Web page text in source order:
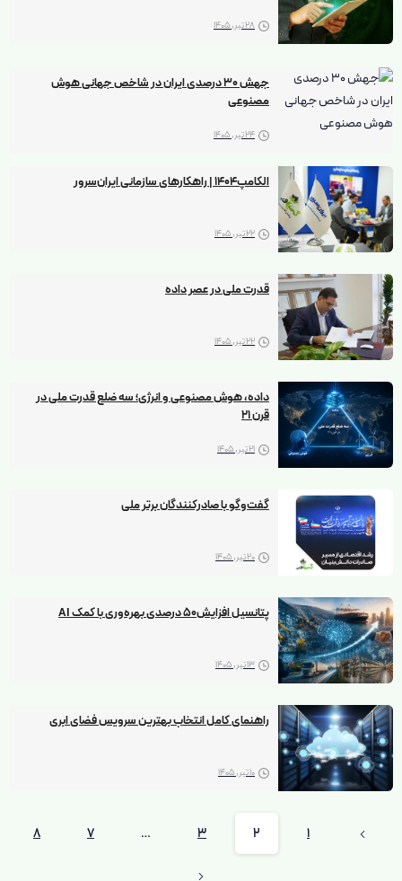
28 تیر, 1405
جهش ۳۰ درصدی ایران در شاخص جهانی هوش
مصنوعی
24 تیر, 1405
الکامپ1404 | راهکارهای سازمانی ایران‌سرور
22 تیر, 1405
قدرت ملی در عصر داده
22 تیر, 1405
داده، هوش مصنوعی و انرژی؛ سه ضلع قدرت ملی در
قرن 21
21 تیر, 1405
گفت‌و‌گو با صادرکنندگان برتر ملی
20 تیر, 1405
پتانسیل افزایش۵۰ درصدی بهره‌وری با کمک AI
13 تیر, 1405
راهنمای کامل انتخاب بهترین سرویس فضای ابری
10 تیر, 1405
1
2
3
…
7
8